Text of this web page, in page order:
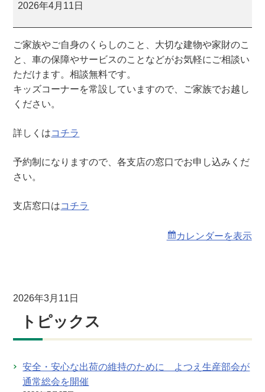
・
・
く
る
ま
土
窓
相
談
（
2026年4月11日
ご家族やご自身のくらしのこと、大切な建物や家財のこ
と、車の保障やサービスのことなどがお気軽にご相談い
ただけます。相談無料です。
キッズコーナーを常設していますので、ご家族でお越し
ください。
詳しくはコチラ
予約制になりますので、各支店の窓口でお申し込みくだ
さい。
支店窓口はコチラ
カレンダーを表示
2026年3月11日
トピックス
安全・安心な出荷の維持のために よつえ生産部会が
通常総会を開催